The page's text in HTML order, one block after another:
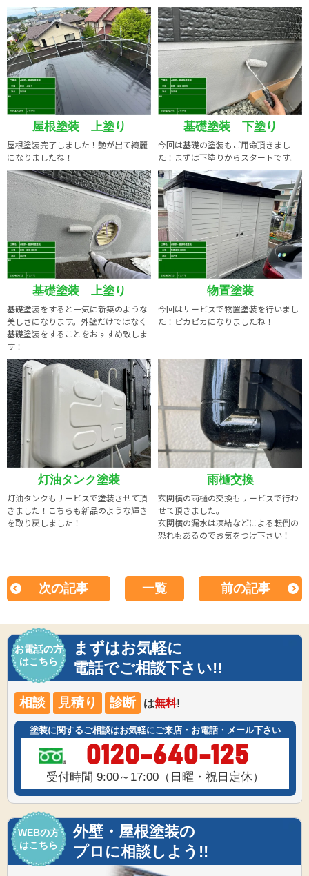
屋根塗装 上塗り
屋根塗装完了しました！艶が出て綺麗
になりましたね！
基礎塗装 下塗り
今回は基礎の塗装もご用命頂きまし
た！まずは下塗りからスタートです。
基礎塗装 上塗り
基礎塗装をすると一気に新築のような
美しさになります。外壁だけではなく
基礎塗装をすることをおすすめ致しま
す！
物置塗装
今回はサービスで物置塗装を行いまし
た！ピカピカになりましたね！
灯油タンク塗装
灯油タンクもサービスで塗装させて頂
きました！こちらも新品のような輝き
を取り戻しました！
雨樋交換
玄関横の雨樋の交換もサービスで行わ
せて頂きました。
玄関横の漏水は凍結などによる転倒の
恐れもあるのでお気をつけ下さい！
次の記事 一覧 前の記事
お電話の方
はこちら
まずはお気軽に
電話でご相談下さい!!
相談 見積り 診断 は無料!
塗装に関するご相談はお気軽にご来店・お電話・メール下さい
0120-640-125
受付時間 9:00～17:00（日曜・祝日定休）
WEBの方
はこちら
外壁・屋根塗装の
プロに相談しよう!!